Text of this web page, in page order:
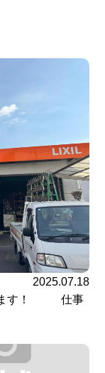
2025.07.18
います！ 仕事